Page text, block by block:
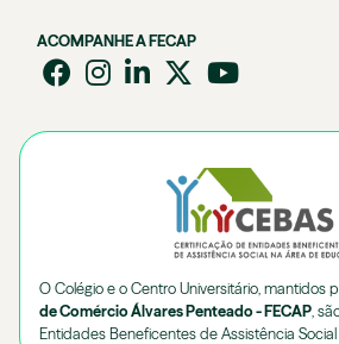
ACOMPANHE A FECAP
O Colégio e o Centro Universitário, mantidos
de Comércio Álvares Penteado - FECAP ,
Entidades Beneficentes de Assistência